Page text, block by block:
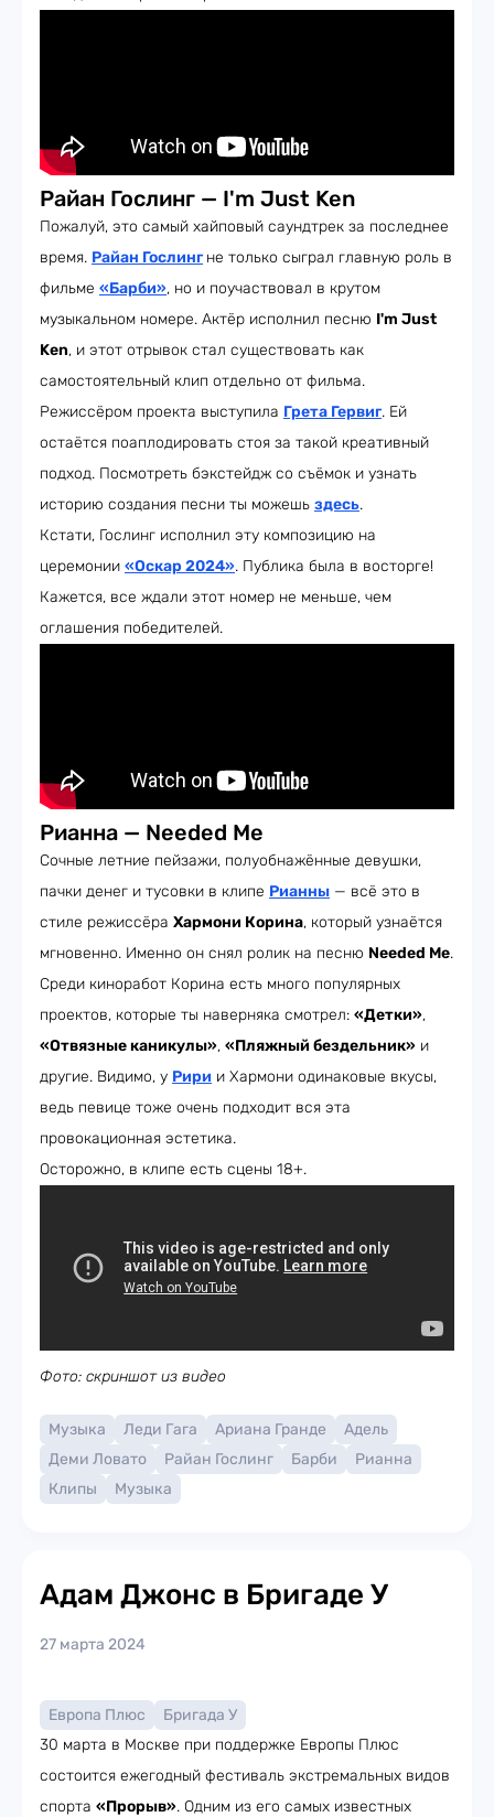
Райан Гослинг — I'm Just Ken
Пожалуй, это самый хайповый саундтрек за последнее
время. Райан Гослинг не только сыграл главную роль в
фильме «Барби», но и поучаствовал в крутом
музыкальном номере. Актёр исполнил песню I'm Just
Ken, и этот отрывок стал существовать как
самостоятельный клип отдельно от фильма.
Режиссёром проекта выступила Грета Гервиг. Ей
остаётся поаплодировать стоя за такой креативный
подход. Посмотреть бэкстейдж со съёмок и узнать
историю создания песни ты можешь здесь.
Кстати, Гослинг исполнил эту композицию на
церемонии «Оскар 2024». Публика была в восторге!
Кажется, все ждали этот номер не меньше, чем
оглашения победителей.
Рианна — Needed Me
Сочные летние пейзажи, полуобнажённые девушки,
пачки денег и тусовки в клипе Рианны — всё это в
стиле режиссёра Хармони Корина, который узнаётся
мгновенно. Именно он снял ролик на песню Needed Me.
Среди киноработ Корина есть много популярных
проектов, которые ты наверняка смотрел: «Детки»,
«Отвязные каникулы», «Пляжный бездельник» и
другие. Видимо, у Рири и Хармони одинаковые вкусы,
ведь певице тоже очень подходит вся эта
провокационная эстетика.
Осторожно, в клипе есть сцены 18+.
Фото: скриншот из видео
Музыка Леди Гага Ариана Гранде
Адель
Деми Ловато
Райан Гослинг Барби
Рианна
Клипы
Музыка
Адам Джонс в Бригаде У
27 марта 2024
Европа Плюс
Бригада У
30 марта в Москве при поддержке Европы Плюс
состоится ежегодный фестиваль экстремальных видов
спорта «Прорыв». Одним из его самых известных